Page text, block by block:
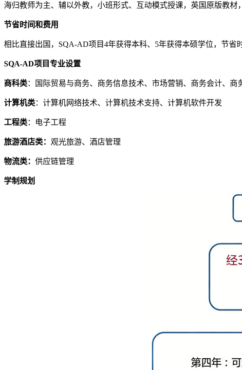
海归教师为主、辅以外教，小班形式、互动模式授课，英国原版教材
节省时间和费用
相比直接出国，SQA-AD项目4年获得本科、5年获得本硕学位，节省
SQA-AD项目专业设置
商科类：国际贸易与商务、商务信息技术、市场营销、商务会计、
计算机类：计算机网络技术、计算机技术支持、计算机软件开发
工程类：电子工程
旅游酒店类： 观光旅游、酒店管理
物流类： 供应链管理
学制规划